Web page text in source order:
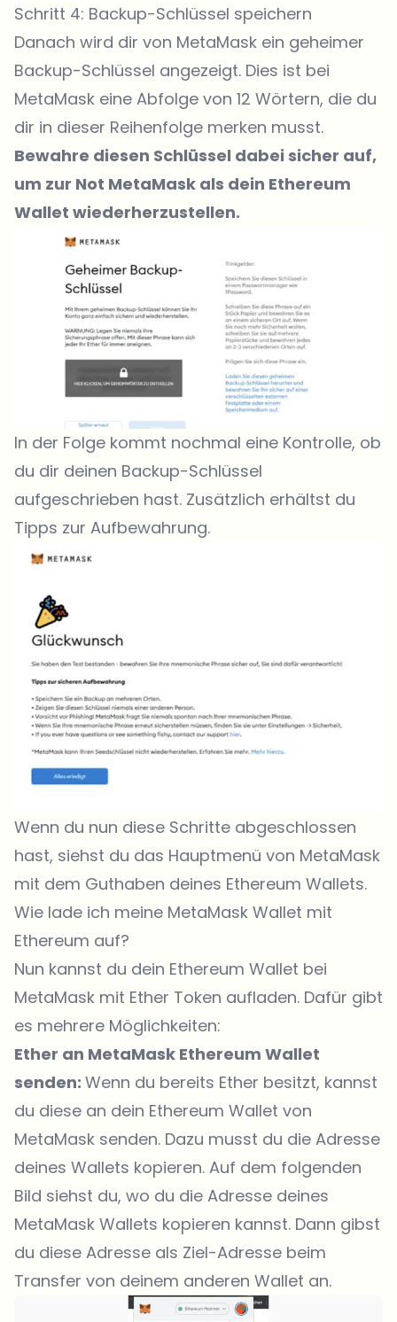
Schritt 4: Backup-Schlüssel speichern
Danach wird dir von MetaMask ein geheimer
Backup-Schlüssel angezeigt. Dies ist bei
MetaMask eine Abfolge von 12 Wörtern, die du
dir in dieser Reihenfolge merken musst.
Bewahre diesen Schlüssel dabei sicher auf,
um zur Not MetaMask als dein Ethereum
Wallet wiederherzustellen.
In der Folge kommt nochmal eine Kontrolle, ob
du dir deinen Backup-Schlüssel
aufgeschrieben hast. Zusätzlich erhältst du
Tipps zur Aufbewahrung.
Wenn du nun diese Schritte abgeschlossen
hast, siehst du das Hauptmenü von MetaMask
mit dem Guthaben deines Ethereum Wallets.
Wie lade ich meine MetaMask Wallet mit
Ethereum auf?
Nun kannst du dein Ethereum Wallet bei
MetaMask mit Ether Token aufladen. Dafür gibt
es mehrere Möglichkeiten:
Ether an MetaMask Ethereum Wallet
senden: Wenn du bereits Ether besitzt, kannst
du diese an dein Ethereum Wallet von
MetaMask senden. Dazu musst du die Adresse
deines Wallets kopieren. Auf dem folgenden
Bild siehst du, wo du die Adresse deines
MetaMask Wallets kopieren kannst. Dann gibst
du diese Adresse als Ziel-Adresse beim
Transfer von deinem anderen Wallet an.